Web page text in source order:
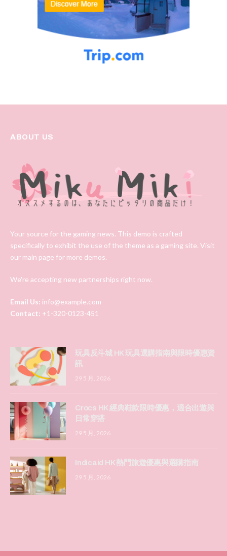
ABOUT US
Your source for the gaming news. This demo is crafted
specifically to exhibit the use of the theme as a gaming site. Visit
our main page for more demos.
We're accepting new partnerships right now.
Email Us: info@example.com
Contact: +1-320-0123-451
玩具反斗城 HK 玩具選購指南與限時優惠資
訊
29 5 月, 2026
Crocs HK 經典鞋款限時優惠，適合出遊與
日常穿搭
29 5 月, 2026
Indicaid HK 熱門旅遊優惠與選購指南
29 5 月, 2026